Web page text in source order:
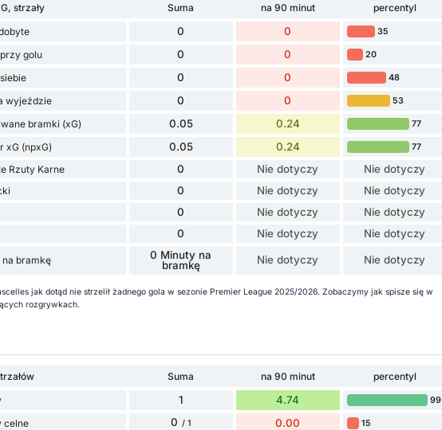
strzały Suma na 90 minut
percentyl
0 0 35
przy golu 0 0 20
0 0 48
wyjeździe 0 0 53
bramki (xG) 0.05 0.24 77
xG (npxG) 0.05 0.24 77
Rzuty Karne 0 Nie dotyczy Nie dotyczy
0 Nie dotyczy Nie dotyczy
0 Nie dotyczy Nie dotyczy
0 Nie dotyczy Nie dotyczy
na bramkę
0 Minuty na
bramkę
Nie dotyczy Nie dotyczy
jak dotąd nie strzelił żadnego gola w sezonie Premier League 2025/2026. Zobaczymy jak spisze się w
rozgrywkach.
Suma na 90 minut
percentyl
1 4.74 99
celne 0 / 1 0.00 15